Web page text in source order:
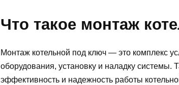
Что такое монтаж
Монтаж котельной под ключ — это комплекс
оборудования, установку и наладку системы.
эффективность и надежность работы